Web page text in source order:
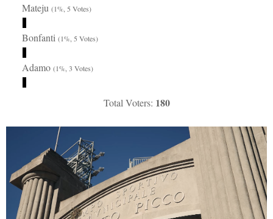
Mateju(1%, 5 Votes)
Bonfanti(1%, 5 Votes)
Adamo(1%, 3 Votes)
Total Voters: 180